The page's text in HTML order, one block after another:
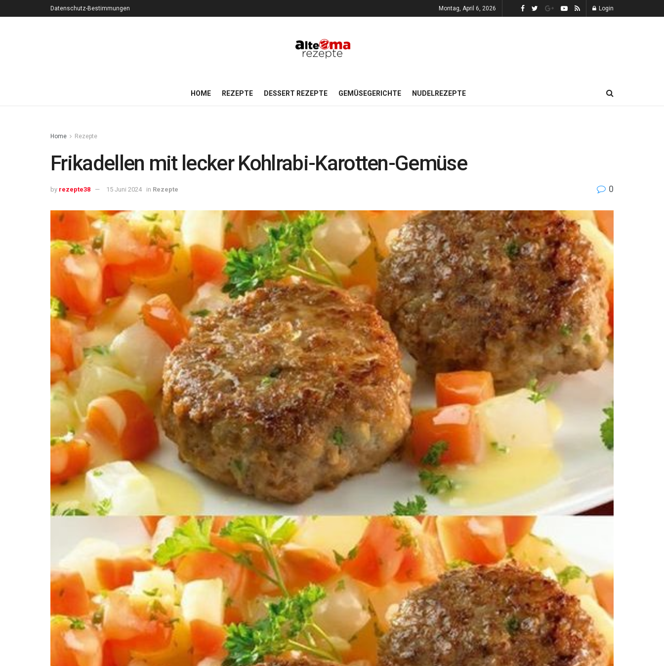
Datenschutz-Bestimmungen Montag, April 6, 2026 Login
HOME REZEPTE DESSERT REZEPTE GEMÜSEGERICHTE NUDELREZEPTE
Home Rezepte
Frikadellen mit lecker Kohlrabi-Karotten-Gemüse
by rezepte38 15 Juni 2024 in Rezepte 0